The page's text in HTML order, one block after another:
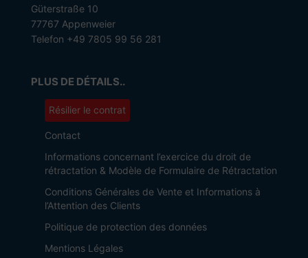
Güterstraße 10
77767 Appenweier
Telefon +49 7805 99 56 281
PLUS DE DÉTAILS..
Résilier le contrat
Contact
Informations concernant l’exercice du droit de
rétractation & Modèle de Formulaire de Rétractation
Conditions Générales de Vente et Informations à
l’Attention des Clients
Politique de protection des données
Mentions Légales